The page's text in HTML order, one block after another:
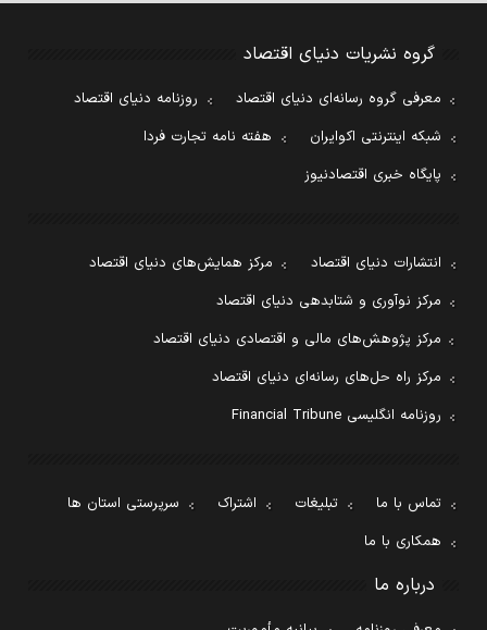
گروه نشریات دنیای اقتصاد
معرفی گروه رسانه‌ای دنیای اقتصاد
روزنامه دنیای اقتصاد
شبکه اینترنتی اکوایران
هفته نامه تجارت فردا
پایگاه خبری اقتصادنیوز
انتشارات دنیای اقتصاد
مرکز همایش‌های دنیای اقتصاد
مرکز نوآوری و شتابدهی دنیای اقتصاد
مرکز پژوهش‌های مالی و اقتصادی دنیای اقتصاد
مرکز راه حل‌های رسانه‌ای دنیای اقتصاد
روزنامه انگلیسی Financial Tribune
تماس با ما تبلیغات اشتراک
سرپرستی استان ها
همکاری با ما
درباره ما